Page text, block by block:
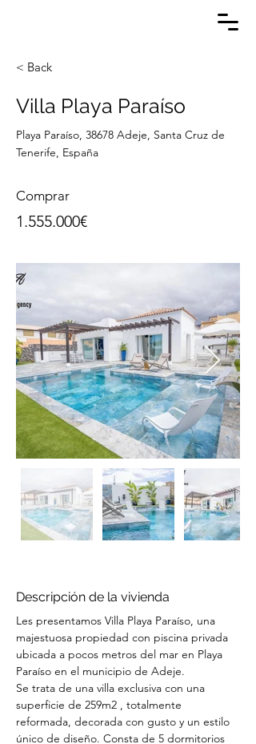
< Back
Villa Playa Paraíso
Playa Paraíso, 38678 Adeje, Santa Cruz de
Tenerife, España
Comprar
1.555.000€
Descripción de la vivienda
Les presentamos Villa Playa Paraíso, una
majestuosa propiedad con piscina privada
ubicada a pocos metros del mar en Playa
Paraíso en el municipio de Adeje.
Se trata de una villa exclusiva con una
superficie de 259m2 , totalmente
reformada, decorada con gusto y un estilo
único de diseño. Consta de 5 dormitorios